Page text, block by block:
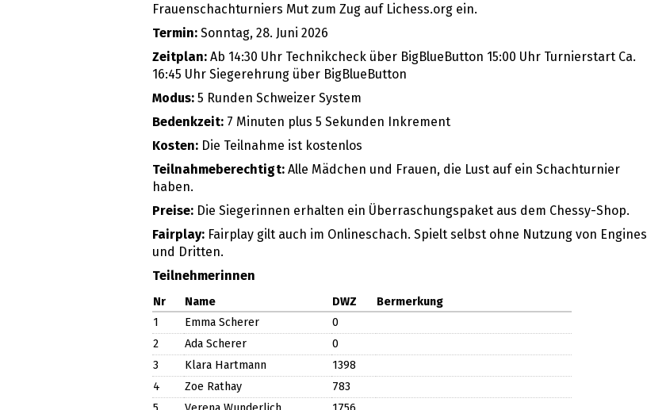
Frauenschachturniers Mut zum Zug auf Lichess.org ein.
Termin: Sonntag, 28. Juni 2026
Zeitplan: Ab 14:30 Uhr Technikcheck über BigBlueButton 15:00 Uhr Turnierstart Ca.
16:45 Uhr Siegerehrung über BigBlueButton
Modus: 5 Runden Schweizer System
Bedenkzeit: 7 Minuten plus 5 Sekunden Inkrement
Kosten: Die Teilnahme ist kostenlos
Teilnahmeberechtigt: Alle Mädchen und Frauen, die Lust auf ein Schachturnier
haben.
Preise: Die Siegerinnen erhalten ein Überraschungspaket aus dem Chessy-Shop.
Fairplay: Fairplay gilt auch im Onlineschach. Spielt selbst ohne Nutzung von Engines
und Dritten.
Teilnehmerinnen
Nr Name DWZ
Bermerkung
1
Emma Scherer
0
2
Ada Scherer
0
3
Klara Hartmann
1398
4
Zoe Rathay
783